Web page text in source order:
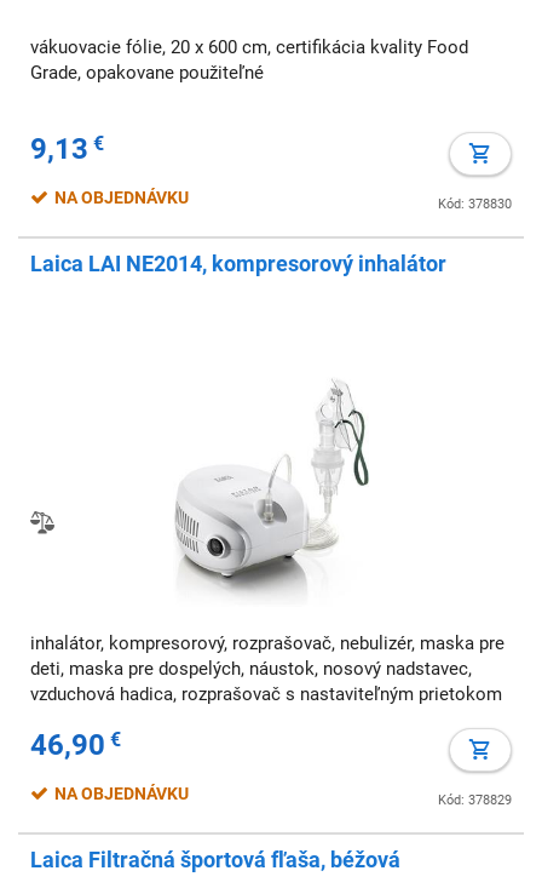
vákuovacie fólie, 20 x 600 cm, certifikácia kvality Food
Grade, opakovane použiteľné
9,13 €
Kód: 378830
NA OBJEDNÁVKU
Laica LAI NE2014, kompresorový inhalátor
inhalátor, kompresorový, rozprašovač, nebulizér, maska pre
deti, maska pre dospelých, náustok, nosový nadstavec,
vzduchová hadica, rozprašovač s nastaviteľným prietokom
46,90 €
Kód: 378829
NA OBJEDNÁVKU
Laica Filtračná športová fľaša, béžová